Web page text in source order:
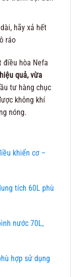
hãy xả hết
ráo
điều hòa Nefa
quả, vừa
tư hàng chục
không khí
nóng.
khiển cơ –
tích 60L phù
nước 70L,
hợp sử dụng